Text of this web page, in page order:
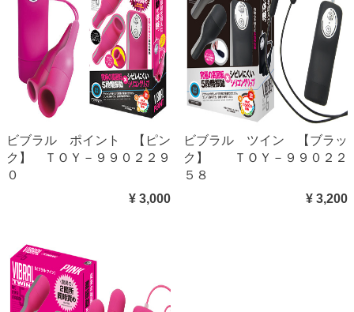
ビブラル ポイント 【ピン
ク】 ＴＯＹ－９９０２２９
０
¥ 3,000
ビブラル ツイン 【ブラッ
ク】 ＴＯＹ－９９０２２
５８
¥ 3,200